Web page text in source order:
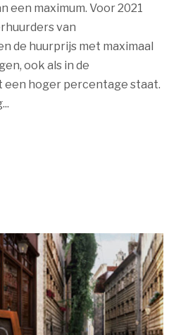
een maximum. Voor 2021
van
de huurprijs met maximaal
ook als in de
hoger percentage staat.